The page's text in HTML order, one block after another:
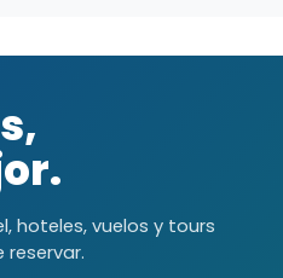
hoteles, vuelos y tours